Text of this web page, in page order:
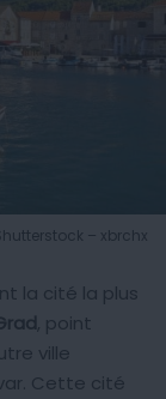
– xbrchx
la cité la plus
, point
ville
Cette cité